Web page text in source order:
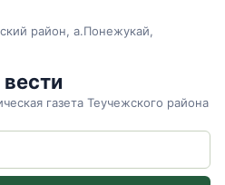
район, а.Понежукай,
газета Теучежского района